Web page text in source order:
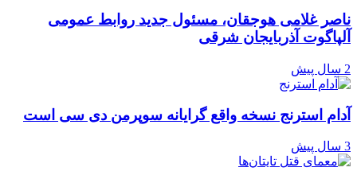
ناصر غلامی هوجقان، مسئول جدید روابط عمومی
آلپاگوت آذربایجان شرقی
2 سال پیش
آدام استرنج نسخه واقع گرایانه سوپرمن دی سی است
3 سال پیش